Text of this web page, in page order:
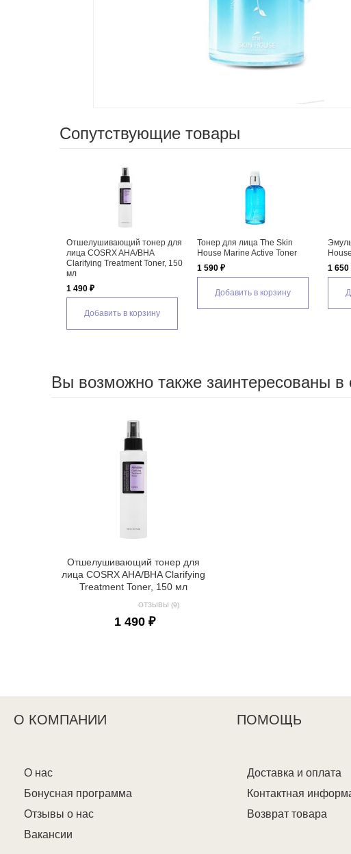
Сопутствующие товары
тонер для
Toner, 150
Тонер для лица The Skin
House Marine Active Toner
1 590 ₽
Эмульсия для лица The Skin
House Marine Active Emulsion
1 650 ₽
Добавить в корзину
Вы возможно также заинтересованы
Отшелушивающий тонер для
лица COSRX AHA/BHA Clarifying
Treatment Toner, 150 мл
ОТЗЫВЫ (9)
1 490 ₽
О КОМПАНИИ ПОМОЩЬ
О нас
Бонусная программа
Отзывы о нас
Вакансии
Доставка и оплата
Контактная
Возврат товара